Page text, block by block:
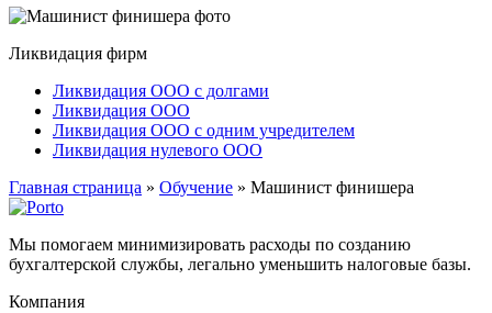
Ликвидация фирм
Ликвидация ООО с долгами
Ликвидация ООО
Ликвидация ООО с одним учредителем
Ликвидация нулевого ООО
Главная страница » Обучение » Машинист финишера
Мы помогаем минимизировать расходы по созданию
бухгалтерской службы, легально уменьшить налоговые базы.
Компания